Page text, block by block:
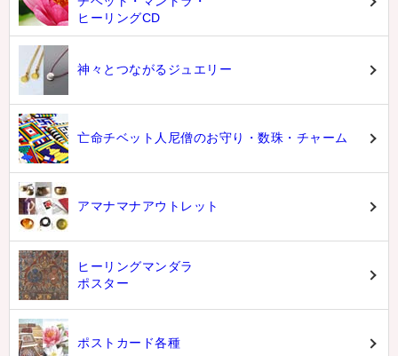
ヒーリングCD
神々とつながるジュエリー
亡命チベット人尼僧のお守り・数珠・チャーム
アマナマナアウトレット
ヒーリングマンダラ
ポスター
ポストカード各種